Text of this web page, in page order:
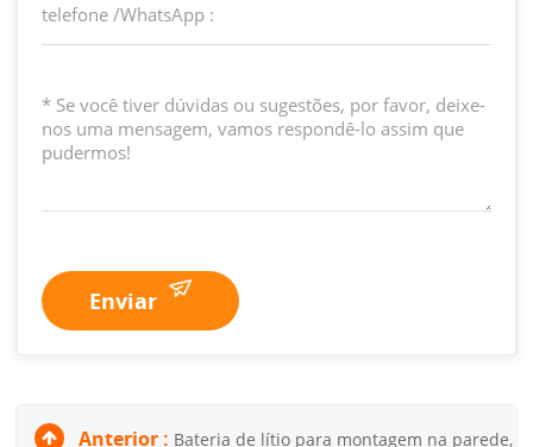
Enviar
Anterior : Bateria de lítio para montagem na parede,